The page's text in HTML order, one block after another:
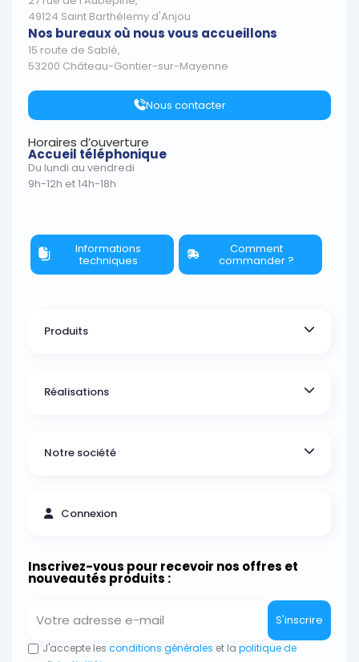
49124 Saint Barthélemy d'Anjou
Nos bureaux où nous vous accueillons
15 route de Sablé,
53200 Château-Gontier-sur-Mayenne
Nous contacter
Horaires d’ouverture
Accueil téléphonique
Du lundi au vendredi
9h-12h et 14h-18h
Informations
techniques
Comment
commander ?
Produits
Réalisations
Notre société
Connexion
Inscrivez-vous pour recevoir nos offres et
nouveautés produits :
S'inscrire
J'accepte les conditions générales et la politique de